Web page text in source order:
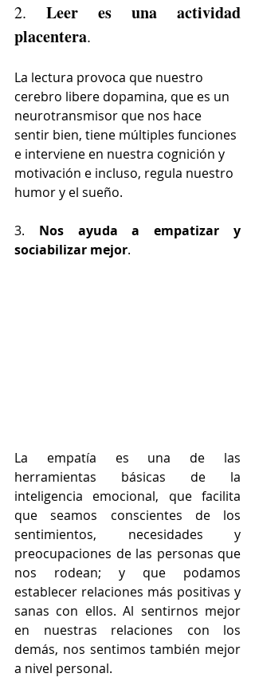
2. Leer es una actividad
placentera.
La lectura provoca que nuestro
cerebro libere dopamina, que es un
neurotransmisor que nos hace
sentir bien, tiene múltiples funciones
e interviene en nuestra cognición y
motivación e incluso, regula nuestro
humor y el sueño.
3. Nos ayuda a empatizar y
sociabilizar mejor.
La empatía es una de las
herramientas básicas de la
inteligencia emocional, que facilita
que seamos conscientes de los
sentimientos, necesidades y
preocupaciones de las personas que
nos rodean; y que podamos
establecer relaciones más positivas y
sanas con ellos. Al sentirnos mejor
en nuestras relaciones con los
demás, nos sentimos también mejor
a nivel personal.